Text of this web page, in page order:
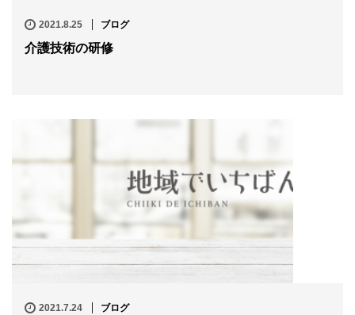
2021.8.25 ブログ
介護技術の研修
2021.7.24 ブログ